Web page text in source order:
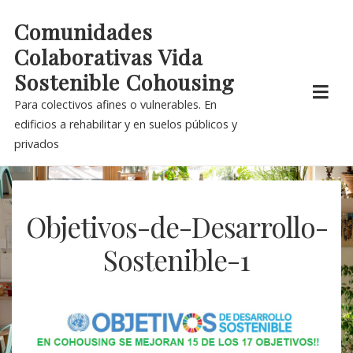
content
Comunidades
Colaborativas Vida
Sostenible Cohousing
Para colectivos afines o vulnerables. En
edificios a rehabilitar y en suelos públicos y
privados
Objetivos-de-Desarrollo-
Sostenible-1